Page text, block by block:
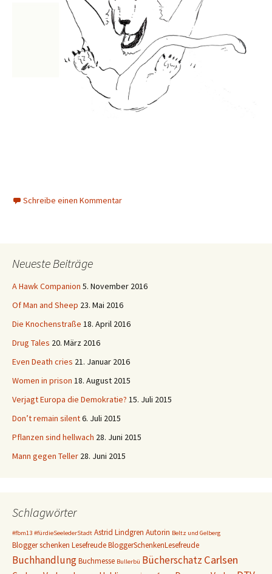
Schreibe einen Kommentar
Neueste Beiträge
A Hawk Companion 5. November 2016
Of Man and Sheep 23. Mai 2016
Die Knochenstraße 18. April 2016
Drug Tales 20. März 2016
Even Death cries 21. Januar 2016
Women in prison 18. August 2015
Verjagt Europa die Demokratie? 15. Juli 2015
Don’t remain silent6. Juli 2015
Pflanzen sind hellwach 28. Juni 2015
Mann gegen Teller 28. Juni 2015
Schlagwörter
#fbm13 #fürdieSeelederStadt Astrid Lindgren Autorin Beltz und Gelberg
Blogger schenken LesefreudeBloggerSchenkenLesefreude
BuchhandlungBuchmesse Bullerbü Bücherschatz Carlsen